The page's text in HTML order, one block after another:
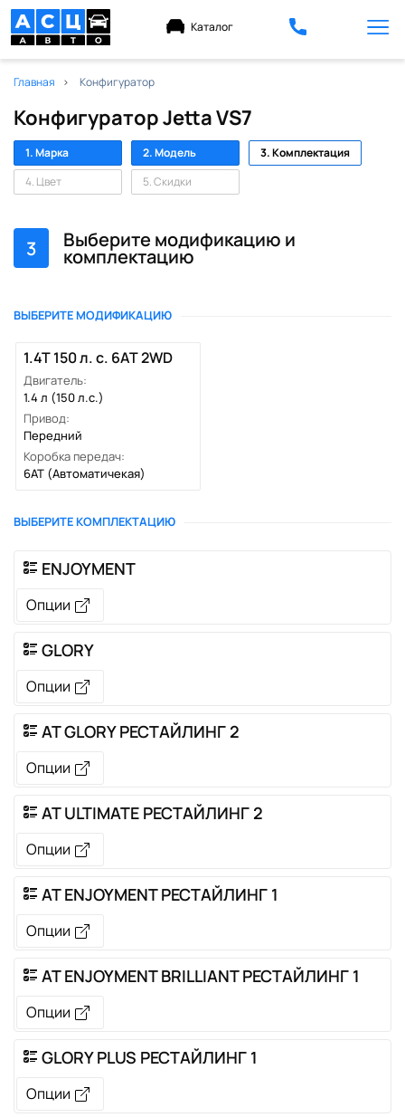
Каталог
Главная Конфигуратор
Конфигуратор Jetta VS7
1. Марка 2. Модель
3. Комплектация
4. Цвет
5. Скидки
3 Выберите модификацию и
комплектацию
ВЫБЕРИТЕ МОДИФИКАЦИЮ
1.4T 150 л. с. 6AT 2WD
Двигатель:
1.4 л (150 л.с.)
Привод:
Передний
Коробка передач:
6AT (Автоматичекая)
ВЫБЕРИТЕ КОМПЛЕКТАЦИЮ
ENJOYMENT
Опции
GLORY
Опции
AT GLORY РЕСТАЙЛИНГ 2
Опции
AT ULTIMATE РЕСТАЙЛИНГ 2
Опции
AT ENJOYMENT РЕСТАЙЛИНГ 1
Опции
AT ENJOYMENT BRILLIANT РЕСТАЙЛИНГ 1
Опции
GLORY PLUS РЕСТАЙЛИНГ 1
Опции